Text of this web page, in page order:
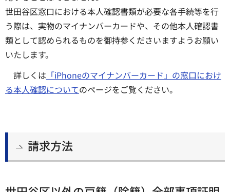
世田谷区窓口における本人確認書類が必要な各手続等を行
う際は、実物のマイナンバーカードや、その他本人確認書
類として認められるものを御持参くださいますようお願い
いたします。
詳しくは 「iPhoneのマイナンバーカード」の窓口におけ
る本人確認についてのページをご覧ください。
請求方法